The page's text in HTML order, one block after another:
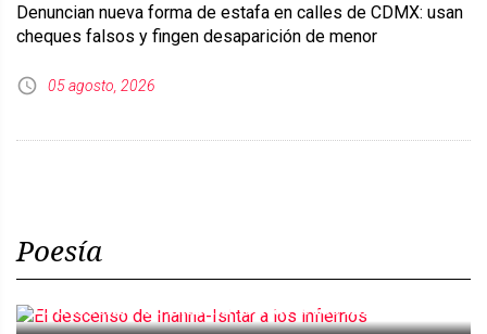
Denuncian nueva forma de estafa en calles de CDMX: usan
cheques falsos y fingen desaparición de menor
05 agosto, 2026
Poesía
El descenso de Inanna-Ishtar a los infiernos